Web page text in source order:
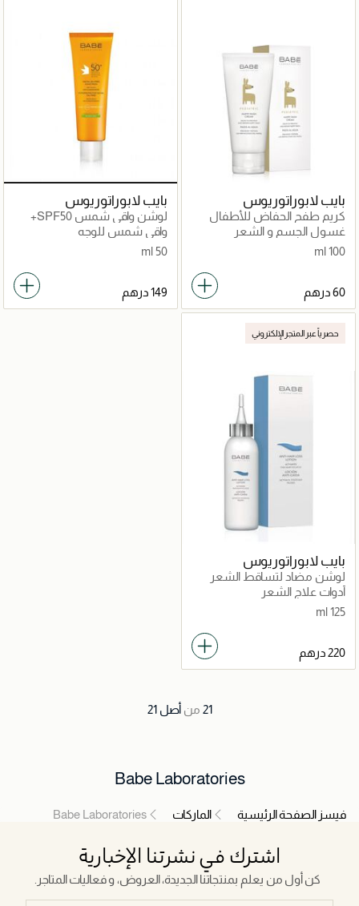
بايب لابوراتوريوس
كريم طفح الحفاض للأطفال
غسول الجسم و الشعر
100 ml
بايب لابوراتوريوس
لوشن واقي شمس SPF50+
خالٍ من الزيوت
واقي شمس للوجه
50 ml
حصرياً عبر المتجر الإلكتروني
بايب لابوراتوريوس
لوشن مضاد لتساقط الشعر
أدوات علاج الشعر
125 ml
21 من أصل 21
Babe Laboratories
فيسز الصفحة الرئيسية الماركات Babe Laboratories
اشترك في نشرتنا الإخبارية
كن أول من يعلم بمنتجاتنا الجديدة، العروض، و فعاليات المتاجر.